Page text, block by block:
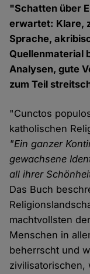
"Schatten über
erwartet: Klare,
Sprache,
Quellenmaterial
Analysen, gute
zum Teil
"Cunctos
katholischen
"Ein ganzer
gewachsene
all ihrer
Das Buch
machtvollsten
Menschen in
beherrscht und
zivilisatorischen,